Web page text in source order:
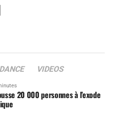
VIDEOS
20 000 personnes à l’exode